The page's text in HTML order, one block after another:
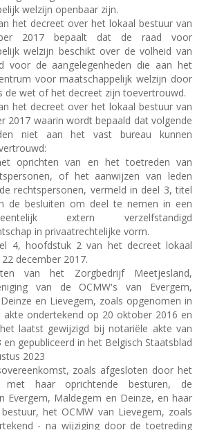
welzijn openbaar zijn.
het decreet over het lokaal bestuur van
2017 bepaalt dat de raad voor
welzijn beschikt over de volheid van
voor de aangelegenheden die aan het
voor maatschappelijk welzijn door
de wet of het decreet zijn toevertrouwd.
het decreet over het lokaal bestuur van
2017 waarin wordt bepaald dat volgende
niet aan het vast bureau kunnen
oprichten van en het toetreden van
of het aanwijzen van leden
rechtspersonen, vermeld in deel 3, titel
de besluiten om deel te nemen in een
extern verzelfstandigd
in privaatrechtelijke vorm.
4, hoofdstuk 2 van het decreet lokaal
december 2017.
van het Zorgbedrijf Meetjesland,
van de OCMW's van Evergem,
en Lievegem, zoals opgenomen in
akte ondertekend op 20 oktober 2016 en
laatst gewijzigd bij notariële akte van
en gepubliceerd in het Belgisch Staatsblad
2023
zoals afgesloten door het
met haar oprichtende besturen, de
Evergem, Maldegem en Deinze, en haar
het OCMW van Lievegem, zoals
- na wijziging door de toetreding